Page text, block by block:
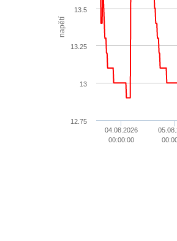
napětí
04.08.2026
00:00:00
12.75
13
13.25
13.5